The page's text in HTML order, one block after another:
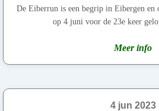
De Eiberrun is een begrip in Eibergen en
op 4 juni voor de 23e keer
Meer info
4 jun 2023